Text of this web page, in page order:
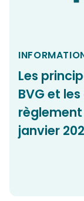
Les
BVG et
janvier